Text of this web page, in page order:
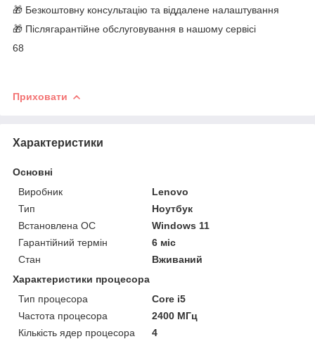
🎁 Безкоштовну консультацію та віддалене налаштування
🎁 Післягарантійне обслуговування в нашому сервісі
68
Приховати
Характеристики
Основні
Виробник
Lenovo
Тип
Ноутбук
Встановлена ОС
Windows 11
Гарантійний термін
6 міс
Стан
Вживаний
Характеристики процесора
Тип процесора
Core i5
Частота процесора
2400 МГц
Кількість ядер процесора
4